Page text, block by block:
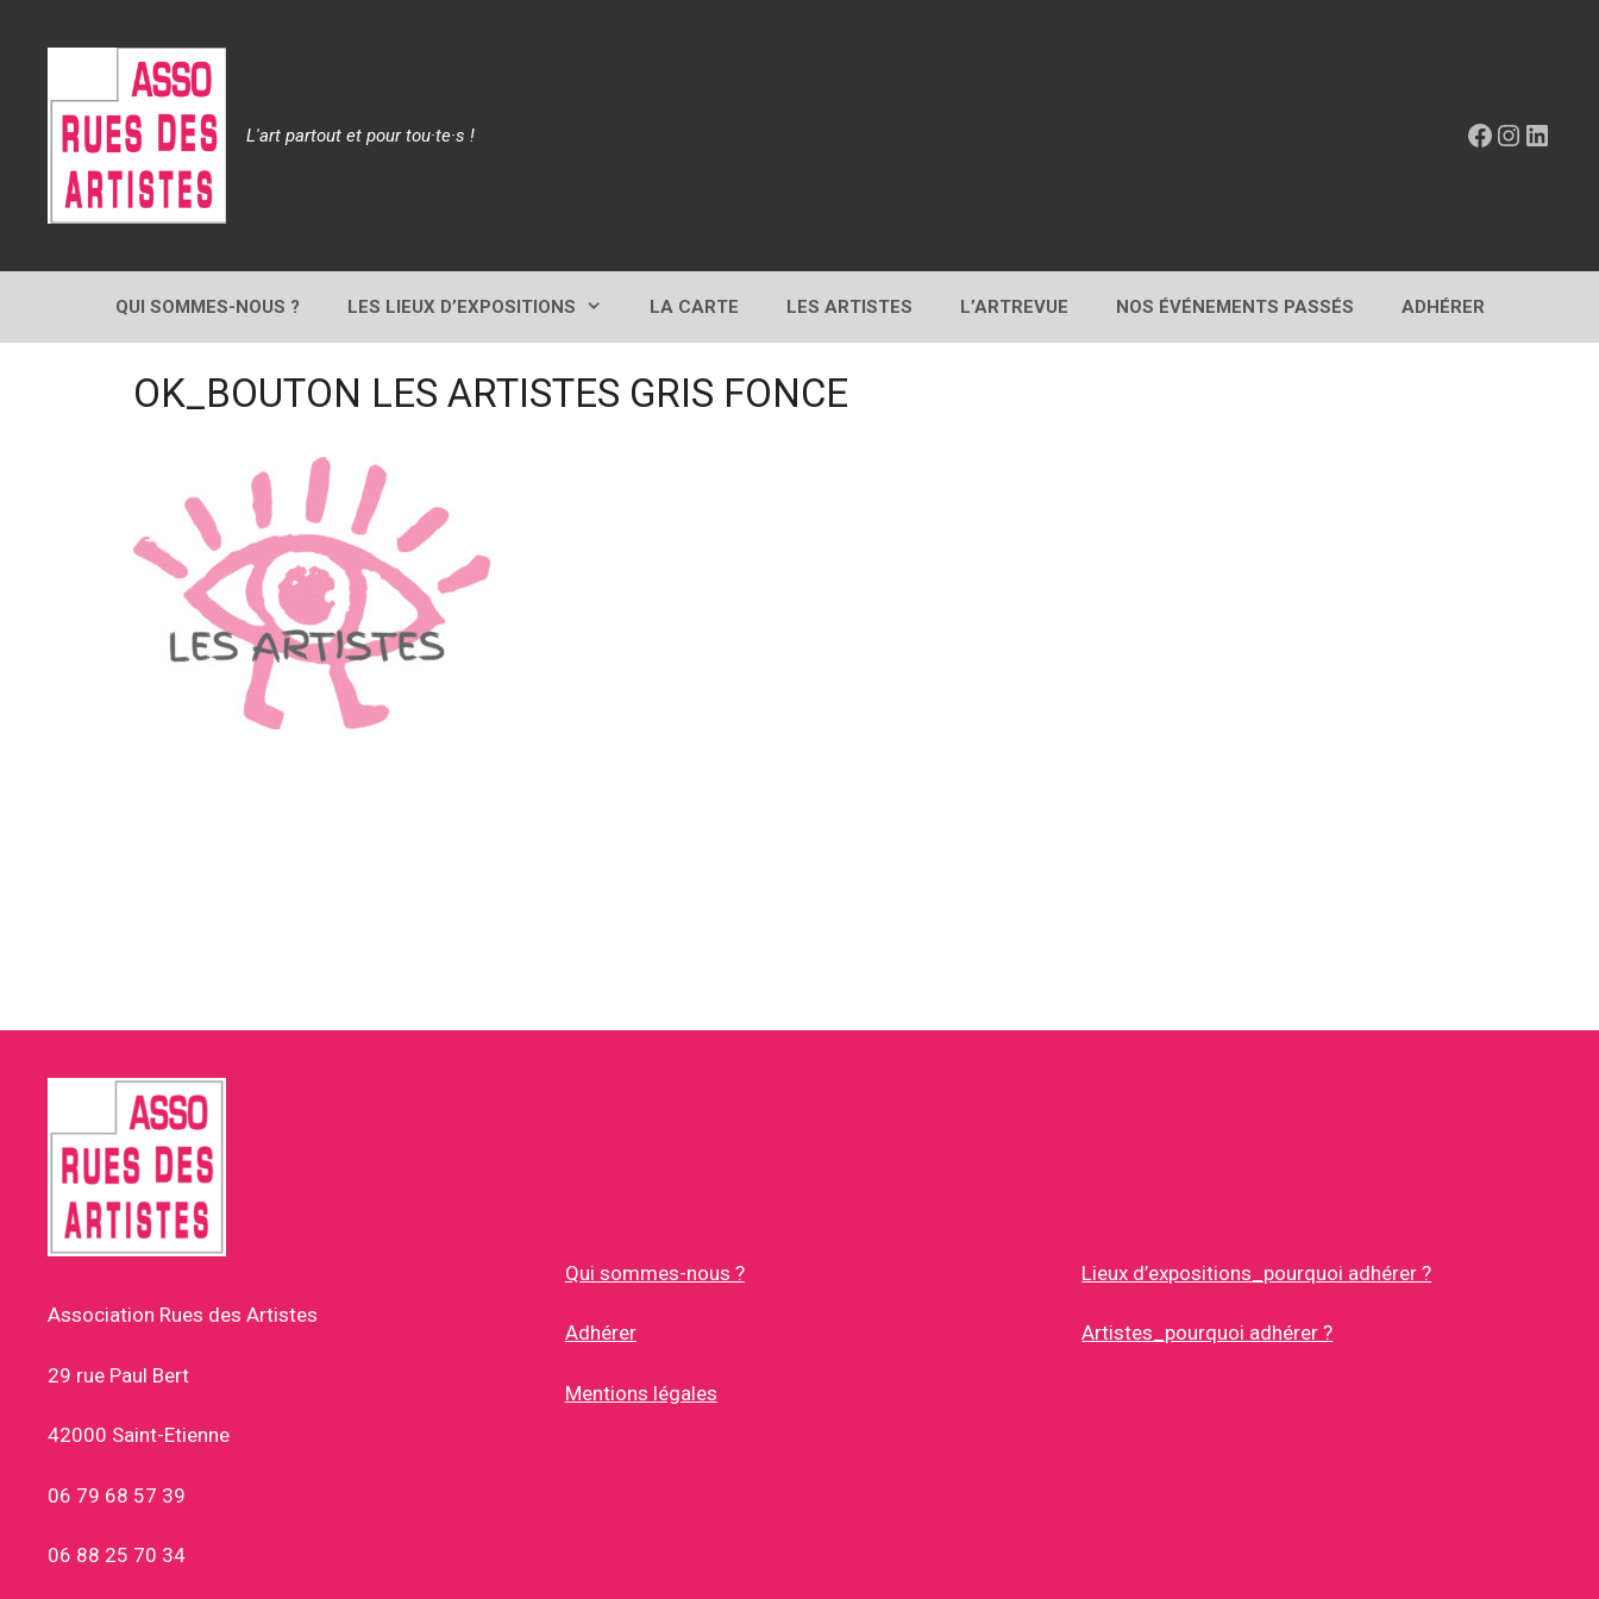
L'art partout et pour tou·te·s ! Facebook
QUI SOMMES-NOUS ? LES LIEUX D’EXPOSITIONS LA CARTE LES ARTISTES L’ARTREVUE NOS ÉVÉNEMENTS PASSÉS ADHÉRER
OK_BOUTON LES ARTISTES GRIS FONCE
Association Rues des Artistes
29 rue Paul Bert
42000 Saint-Etienne
06 79 68 57 39
06 88 25 70 34
Qui sommes-nous ?
Adhérer
Mentions légales
Lieux d’expositions_pourquoi adhérer ?
Artistes_pourquoi adhérer ?